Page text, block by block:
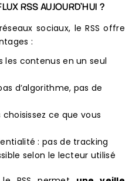
RSS AUJOURD’HUI ?
sociaux, le RSS offre
:
les contenus en un seul
d’algorithme, pas de
ce que vous
: pas de tracking
selon le lecteur utilisé